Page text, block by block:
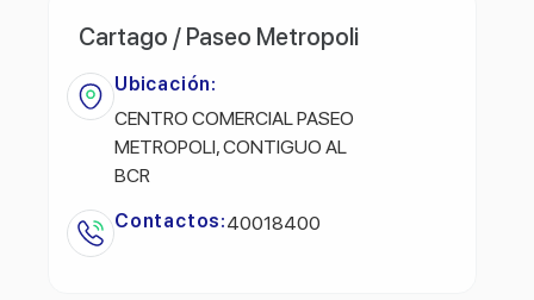
Cartago / Paseo Metropoli
Ubicación:
CENTRO COMERCIAL PASEO
METROPOLI, CONTIGUO AL
BCR
Contactos:40018400